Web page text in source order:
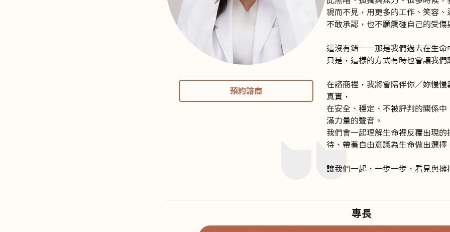
預約諮商
視而不見，用更多的工作、笑容、
不敢承認，也不願觸碰自己的受傷
這沒有錯——那是我們過去在生命
只是，這樣的方式有時也會讓我們
在諮商裡，我將會陪伴你／妳慢
真實，
在安全、穩定、不被評判的關係
滿力量的聲音。
我們會一起理解生命裡反覆出現的
待、帶著自由意識為生命做出選擇
讓我們一起，一步一步，看見與擁
專長